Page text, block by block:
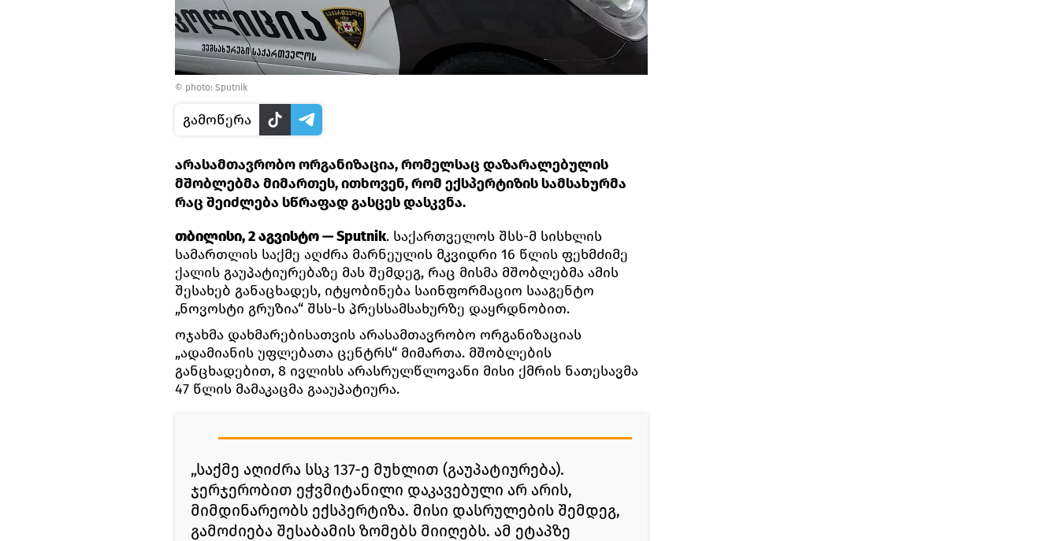
© photo: Sputnik
გამოწერა
არასამთავრობო ორგანიზაცია, რომელსაც დაზარალებულის
მშობლებმა მიმართეს, ითხოვენ, რომ ექსპერტიზის სამსახურმა
რაც შეიძლება სწრაფად გასცეს დასკვნა.
თბილისი, 2 აგვისტო — Sputnik. საქართველოს შსს-მ სისხლის
სამართლის საქმე აღძრა მარნეულის მკვიდრი 16 წლის ფეხმძიმე
ქალის გაუპატიურებაზე მას შემდეგ, რაც მისმა მშობლებმა ამის
შესახებ განაცხადეს, იტყობინება საინფორმაციო სააგენტო
„ნოვოსტი გრუზია“ შსს-ს პრესსამსახურზე დაყრდნობით.
ოჯახმა დახმარებისათვის არასამთავრობო ორგანიზაციას
„ადამიანის უფლებათა ცენტრს“ მიმართა. მშობლების
განცხადებით, 8 ივლისს არასრულწლოვანი მისი ქმრის ნათესავმა
47 წლის მამაკაცმა გააუპატიურა.
„საქმე აღიძრა სსკ 137-ე მუხლით (გაუპატიურება).
ჯერჯერობით ეჭვმიტანილი დაკავებული არ არის,
მიმდინარეობს ექსპერტიზა. მისი დასრულების შემდეგ,
გამოძიება შესაბამის ზომებს მიიღებს. ამ ეტაპზე